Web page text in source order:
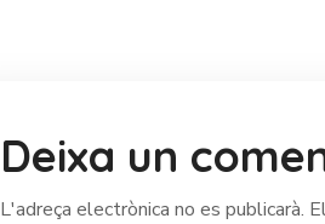
Deixa un
L'adreça electrònica no es publicarà.